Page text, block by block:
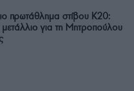
πρωτάθλημα στίβου Κ20:
για τη Μητροπούλου